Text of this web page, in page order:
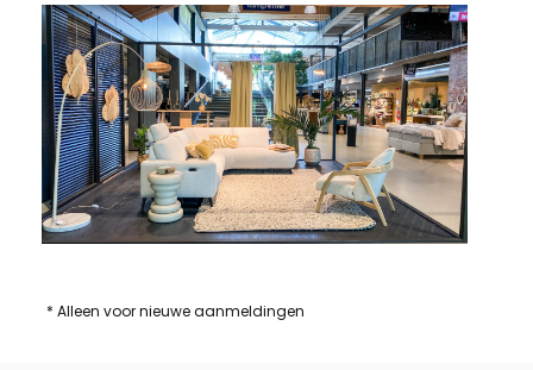
* Alleen voor nieuwe aanmeldingen